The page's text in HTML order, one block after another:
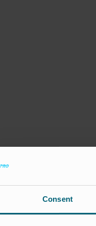
Consent